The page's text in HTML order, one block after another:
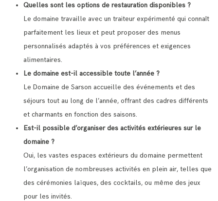
Quelles sont les options de restauration disponibles ?
Le domaine travaille avec un traiteur expérimenté qui connaît
parfaitement les lieux et peut proposer des menus
personnalisés adaptés à vos préférences et exigences
alimentaires.
Le domaine est-il accessible toute l’année ?
Le Domaine de Sarson accueille des événements et des
séjours tout au long de l’année, offrant des cadres différents
et charmants en fonction des saisons.
Est-il possible d’organiser des activités extérieures sur le
domaine ?
Oui, les vastes espaces extérieurs du domaine permettent
l’organisation de nombreuses activités en plein air, telles que
des cérémonies laïques, des cocktails, ou même des jeux
pour les invités.